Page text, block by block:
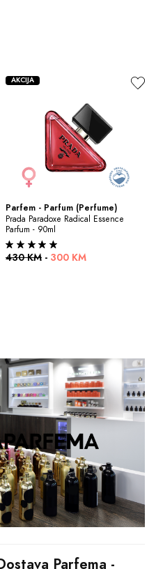
Parfem - Parfum (Perfume)
Prada Paradoxe Radical Essence
Parfum - 90ml
430 KM - 300 KM
AKCIJA
Parfema -